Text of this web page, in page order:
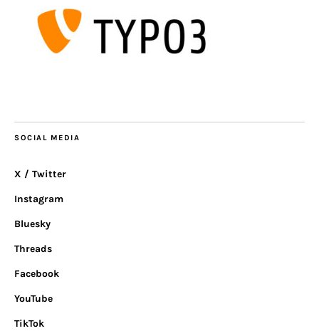
SOCIAL MEDIA
X / Twitter
Instagram
Bluesky
Threads
Facebook
YouTube
TikTok